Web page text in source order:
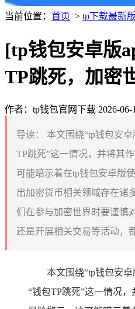
当前位置： 首页 > tp下载最新版
[tp钱包安卓版
TP跳死，加密
作者：tp钱包官网下载 2026-06-
导读：
本文围绕“tp钱包安
TP跳死”这一情况，并将其
可能暗示着在tp钱包安卓版
出加密货币相关领域存在诸
们在参与加密世界时要谨慎
还是开展相关交易等活动，
本文围绕“tp钱包安
“钱包TP跳死”这一情况